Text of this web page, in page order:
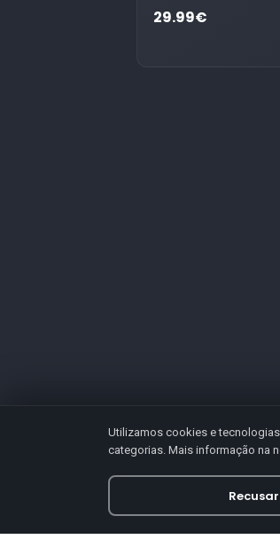
29.99€
Utilizamos cookies e
categorias. Mais informação na